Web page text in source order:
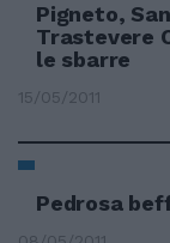
Pigneto,
Trastevere
le sbarre
15/05/2011
Pedrosa